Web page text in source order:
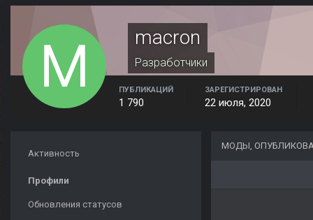
macron
Разработчики
ПУБЛИКАЦИЙ
1 790
ЗАРЕГИСТРИРОВАН
22 июля, 2020
Активность
Профили
Обновления статусов
МОДЫ,